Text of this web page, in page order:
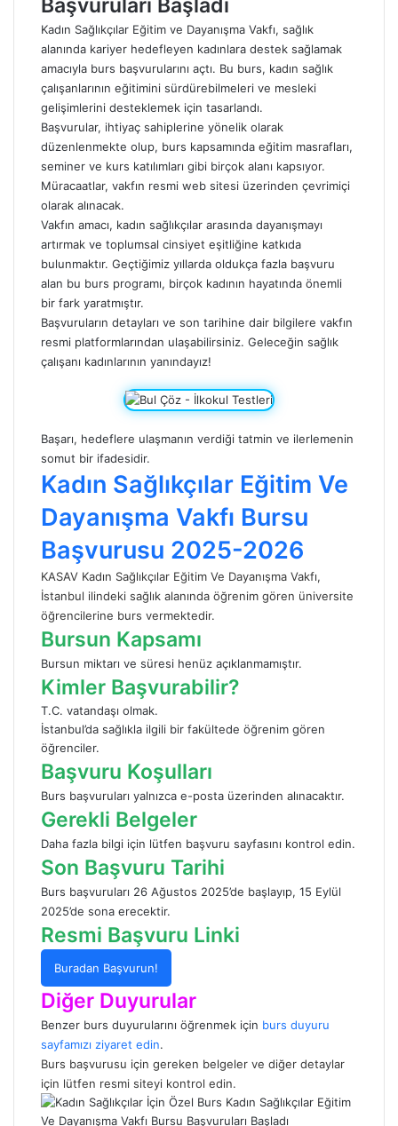
Başvuruları Başladı
Kadın Sağlıkçılar Eğitim ve Dayanışma Vakfı, sağlık
alanında kariyer hedefleyen kadınlara destek sağlamak
amacıyla burs başvurularını açtı. Bu burs, kadın sağlık
çalışanlarının eğitimini sürdürebilmeleri ve mesleki
gelişimlerini desteklemek için tasarlandı.
Başvurular, ihtiyaç sahiplerine yönelik olarak
düzenlenmekte olup, burs kapsamında eğitim masrafları,
seminer ve kurs katılımları gibi birçok alanı kapsıyor.
Müracaatlar, vakfın resmi web sitesi üzerinden çevrimiçi
olarak alınacak.
Vakfın amacı, kadın sağlıkçılar arasında dayanışmayı
artırmak ve toplumsal cinsiyet eşitliğine katkıda
bulunmaktır. Geçtiğimiz yıllarda oldukça fazla başvuru
alan bu burs programı, birçok kadının hayatında önemli
bir fark yaratmıştır.
Başvuruların detayları ve son tarihine dair bilgilere vakfın
resmi platformlarından ulaşabilirsiniz. Geleceğin sağlık
çalışanı kadınlarının yanındayız!
Başarı, hedeflere ulaşmanın verdiği tatmin ve ilerlemenin
somut bir ifadesidir.
Kadın Sağlıkçılar Eğitim Ve
Dayanışma Vakfı Bursu
Başvurusu 2025-2026
KASAV Kadın Sağlıkçılar Eğitim Ve Dayanışma Vakfı,
İstanbul ilindeki sağlık alanında öğrenim gören üniversite
öğrencilerine burs vermektedir.
Bursun Kapsamı
Bursun miktarı ve süresi henüz açıklanmamıştır.
Kimler Başvurabilir?
T.C. vatandaşı olmak.
İstanbul’da sağlıkla ilgili bir fakültede öğrenim gören
öğrenciler.
Başvuru Koşulları
Burs başvuruları yalnızca e-posta üzerinden alınacaktır.
Gerekli Belgeler
Daha fazla bilgi için lütfen başvuru sayfasını kontrol edin.
Son Başvuru Tarihi
Burs başvuruları 26 Ağustos 2025’de başlayıp, 15 Eylül
2025’de sona erecektir.
Resmi Başvuru Linki
Buradan Başvurun!
Diğer Duyurular
Benzer burs duyurularını öğrenmek için burs duyuru
sayfamızı ziyaret edin.
Burs başvurusu için gereken belgeler ve diğer detaylar
için lütfen resmi siteyi kontrol edin.